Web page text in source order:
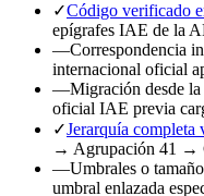
✓Código verificado
epígrafes IAE de la
—Correspondencia
internacional oficial
—Migración desde
oficial IAE previa
✓Jerarquía completa
→ Agrupación 41 →
—Umbrales o
umbral enlazada